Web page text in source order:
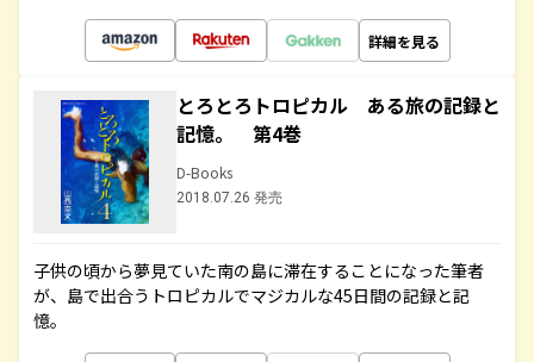
詳細を見る
とろとろトロピカル ある旅の記録と
記憶。 第4巻
D-Books
2018.07.26 発売
子供の頃から夢見ていた南の島に滞在することになった筆者
が、島で出合うトロピカルでマジカルな45日間の記録と記
憶。